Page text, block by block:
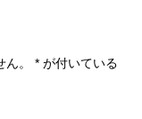
。 * が付いている